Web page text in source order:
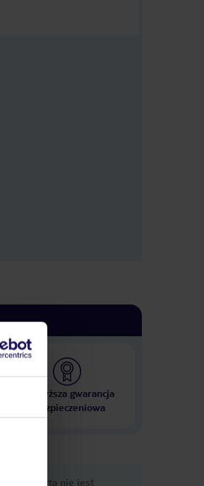
Najwyższa gwarancja
ubezpieczeniowa
Ups, ta oferta nie jest